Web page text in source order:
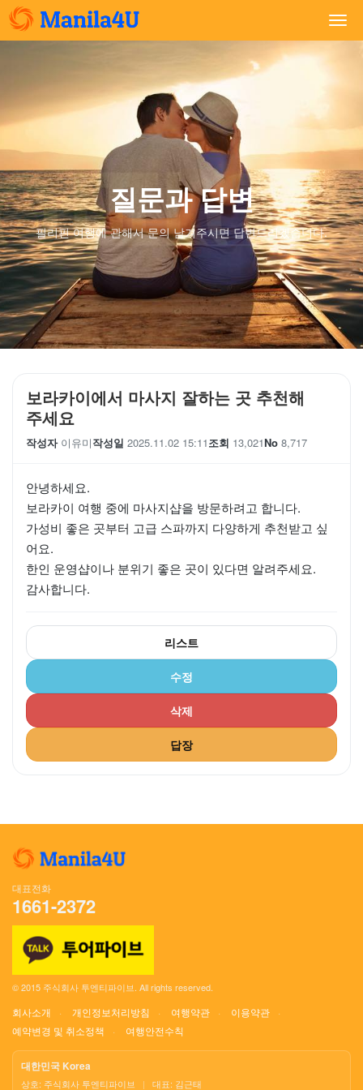
질문과 답변
필리핀 여행에 관해서 문의 남겨주시면 답변드리겠습니다.
보라카이에서 마사지 잘하는 곳 추천해
주세요
작성자이유미작성일 2025.11.02 15:11조회 13,021No 8,717
안녕하세요.
보라카이 여행 중에 마사지샵을 방문하려고 합니다.
가성비 좋은 곳부터 고급 스파까지 다양하게 추천받고 싶
어요.
한인 운영샵이나 분위기 좋은 곳이 있다면 알려주세요.
감사합니다.
리스트
수정
삭제
답장
대표전화
1661-2372
© 2015 주식회사 투엔티파이브. All rights reserved.
회사소개 개인정보처리방침 여행약관
이용약관
예약변경 및 취소정책
여행안전수칙
대한민국 Korea
상호: 주식회사 투엔티파이브 | 대표: 김근태